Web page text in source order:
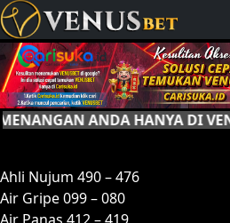
ANDA HANYA DI VENUS BET.
Ahli Nujum 490 – 476
Air Gripe 099 – 080